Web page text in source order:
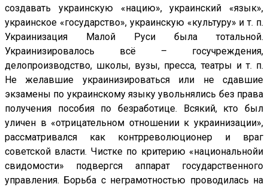
создавать украинскую «нацию», украинский «язык»,
украинское «государство», украинскую «культуру» и т. п.
Украинизация Малой Руси была тотальной.
Украинизировалось всё – госучреждения,
делопроизводство, школы, вузы, пресса, театры и т. п.
Не желавшие украинизироваться или не сдавшие
экзамены по украинскому языку увольнялись без права
получения пособия по безработице. Всякий, кто был
уличен в «отрицательном отношении к украинизации»,
рассматривался как контрреволюционер и враг
советской власти. Чистке по критерию «национальнойи
свидомости» подвергся аппарат государственного
управления. Борьба с неграмотностью проводилась на